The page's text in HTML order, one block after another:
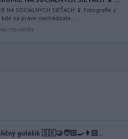
NA SOCIÁLNYCH SIEŤACH 📱 Fotografie z
sa práve nachádzate...
republiky
gulášik 🇸🇰🤝🧑🏻‍🍳👩🏻...